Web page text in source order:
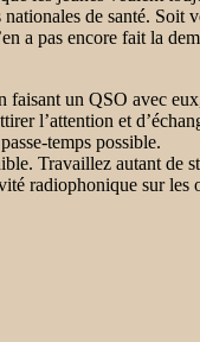
de santé.
pas encore fait la
un QSO avec
l’attention et
temps possible.
Travaillez autant
radiophonique sur les